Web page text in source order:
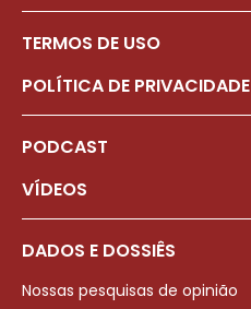
TERMOS DE USO
POLÍTICA DE PRIVACIDADE
PODCAST
VÍDEOS
DADOS E DOSSIÊS
Nossas pesquisas de opinião